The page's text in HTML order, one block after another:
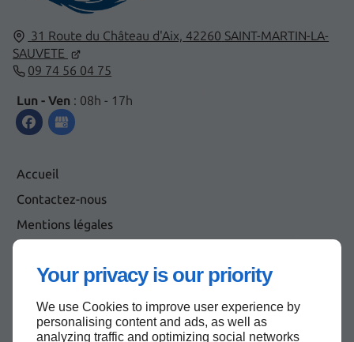
Your privacy is our priority
We use Cookies to improve user experience by
personalising content and ads, as well as
analyzing traffic and optimizing social networks
31 Route du Château d'Aix, 42260 SAINT-MARTIN-LA-
SAUVETE
09 74 56 04 75
Lun - Ven : 08h - 17h
Accueil
Contactez-nous
Mentions légales
Haut de page